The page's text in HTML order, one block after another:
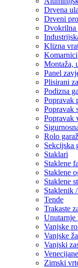
Drvena
Drveni
Dvokrilna
Klizna
Komarnici
Montaža,
Panel
Plisirani
Podizna
Popravak
Popravak
Popravak
Rolo
Sekcijska
Staklari
Staklene
Staklene
Staklene
Staklenik
Tende
Trakaste
Unutarnje
Vanjske
Vanjske
Vanjski
Zimski